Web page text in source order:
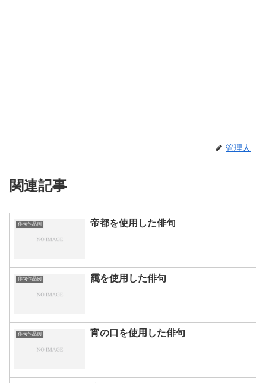
管理人
関連記事
俳句作品例 帝都を使用した俳句
俳句作品例 靄を使用した俳句
俳句作品例 宵の口を使用した俳句